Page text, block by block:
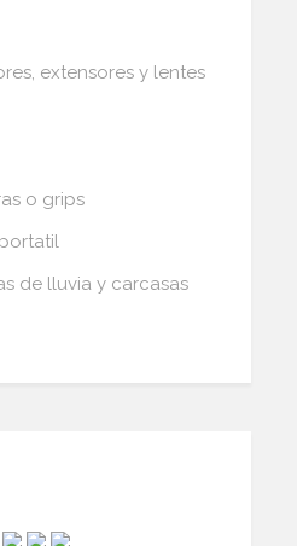
extensores y lentes
o grips
de lluvia y carcasas